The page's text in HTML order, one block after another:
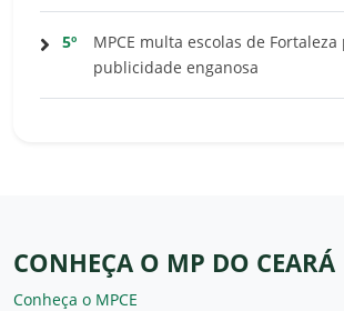
5º
MPCE multa escolas de Fortaleza
publicidade enganosa
CONHEÇA O MP DO CEARÁ
Conheça o MPCE